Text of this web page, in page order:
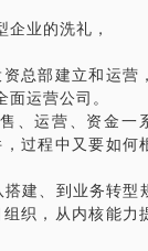
快速学习和实践总
包括从人设搭建到
好用的方式，找到
和人生都活的不
从而证明自己初入
业的洗礼，
总部建立和运营
运营公司。
、运营、资金一
过程中又要如何
建、到业务转型
织，从内核能力